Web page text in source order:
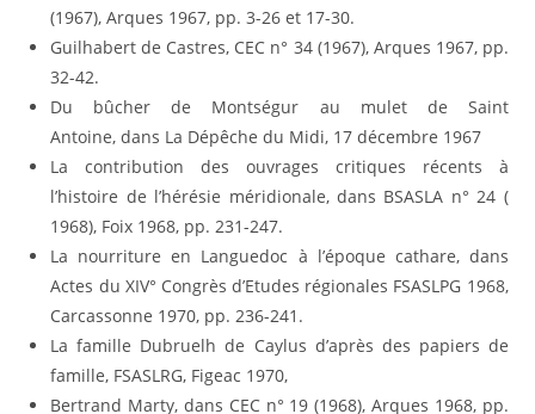
(1967), Arques 1967, pp. 3-26 et 17-30.
Guilhabert de Castres, CEC n° 34 (1967), Arques 1967, pp.
32-42.
Du bûcher de Montségur au mulet de Saint
Antoine, dans La Dépêche du Midi, 17 décembre 1967
La contribution des ouvrages critiques récents à
l’histoire de l’hérésie méridionale, dans BSASLA n° 24 (
1968), Foix 1968, pp. 231-247.
La nourriture en Languedoc à l’époque cathare, dans
Actes du XIV° Congrès d’Etudes régionales FSASLPG 1968,
Carcassonne 1970, pp. 236-241.
La famille Dubruelh de Caylus d’après des papiers de
famille, FSASLRG, Figeac 1970,
Bertrand Marty, dans CEC n° 19 (1968), Arques 1968, pp.